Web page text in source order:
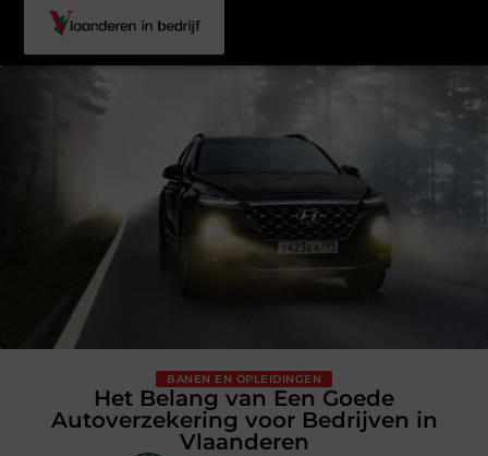
BANEN EN OPLEIDINGEN
Het Belang van Een Goede
Autoverzekering voor Bedrijven in
Vlaanderen